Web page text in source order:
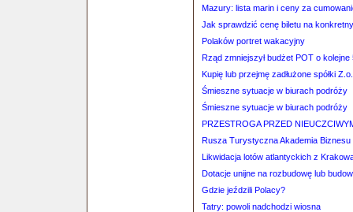
Mazury: lista marin i ceny za
Jak sprawdzić cenę biletu na
Polaków portret wakacyjny
Rząd zmniejszył budżet POT o kolejne
Kupię lub przejmę zadłużone spółki
Śmieszne sytuacje w biurach podróży
Śmieszne sytuacje w biurach podróży
PRZESTROGA PRZED
Rusza Turystyczna Akademia Biznesu
Likwidacja lotów atlantyckich z
Dotacje unijne na rozbudowę lub
Gdzie jeździli Polacy?
Tatry: powoli nadchodzi wiosna